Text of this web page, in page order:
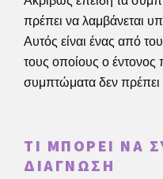
πρέπει να λαμβάνεται
Αυτός είναι ένας από
τους οποίους ο
συμπτώματα δεν
ΤΙ ΜΠΟΡΕΊ ΝΑ
ΔΙΆΓΝΩΣΗ